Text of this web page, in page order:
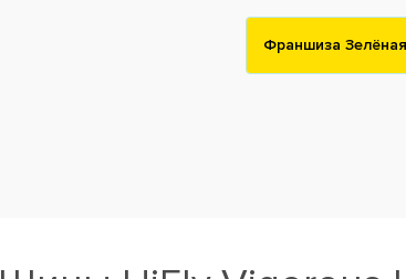
Франшиза